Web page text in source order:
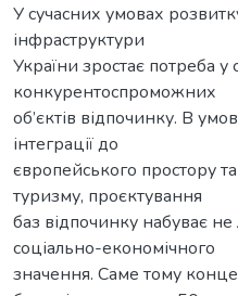
У сучасних умовах
інфраструктури
України зростає потреба
конкурентоспроможних
об’єктів відпочинку. В
інтеграції до
європейського простору
туризму, проєктування
баз відпочинку набуває
соціально-економічного
значення. Саме тому